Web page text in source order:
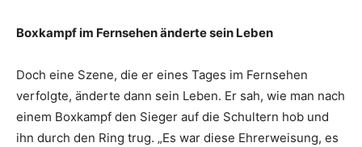
Boxkampf im Fernsehen änderte sein Leben
Doch eine Szene, die er eines Tages im Fernsehen
verfolgte, änderte dann sein Leben. Er sah, wie man nach
einem Boxkampf den Sieger auf die Schultern hob und
ihn durch den Ring trug. „Es war diese Ehrerweisung, es